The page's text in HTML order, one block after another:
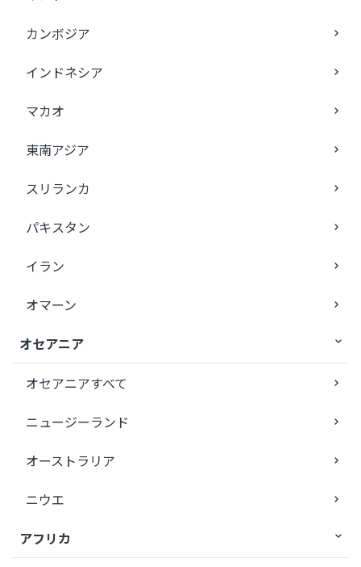
カンボジア
インドネシア
マカオ
東南アジア
スリランカ
パキスタン
イラン
オマーン
オセアニア
オセアニアすべて
ニュージーランド
オーストラリア
ニウエ
アフリカ